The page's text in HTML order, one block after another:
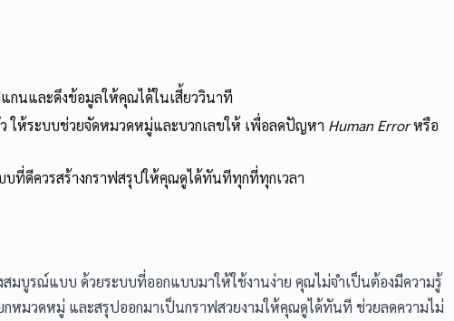
กนและดึงข้อมูลให้คุณได้ในเสี้ยววินาที
ให้ระบบช่วยจัดหมวดหมู่และบวกเลขให้ เพื่อลดปัญหา Human Errorหรือ
บที่ดีควรสร้างกราฟสรุปให้คุณดูได้ทันทีทุกที่ทุกเวลา
มบูรณ์แบบ ด้วยระบบที่ออกแบบมาให้ใช้งานง่าย คุณไม่จำเป็นต้องมีความรู้
กหมวดหมู่ และสรุปออกมาเป็นกราฟสวยงามให้คุณดูได้ทันที ช่วยลดความไม่